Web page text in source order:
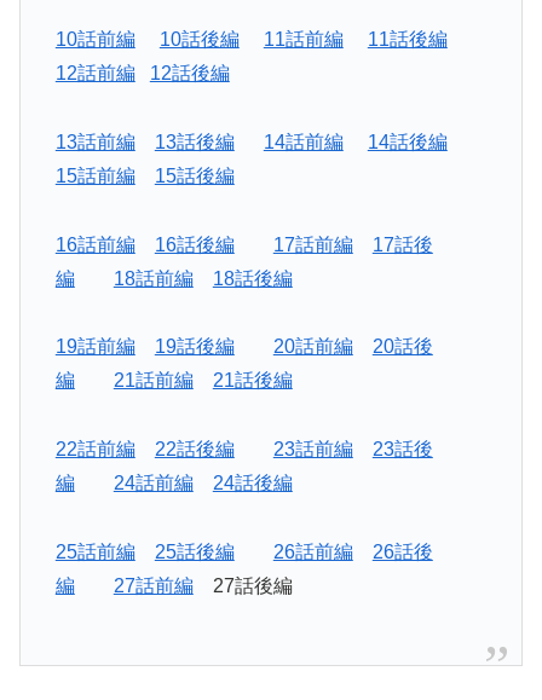
10話前編 10話後編 11話前編
11話後編
12話前編
12話後編
13話前編 13話後編 14話前編
14話後編
15話前編
15話後編
16話前編 16話後編 17話前編
17話後
編
18話前編 18話後編
19話前編 19話後編 20話前編
20話後
編
21話前編 21話後編
22話前編 22話後編 23話前編
23話後
編
24話前編 24話後編
25話前編 25話後編 26話前編
26話後
編
27話前編27話後編